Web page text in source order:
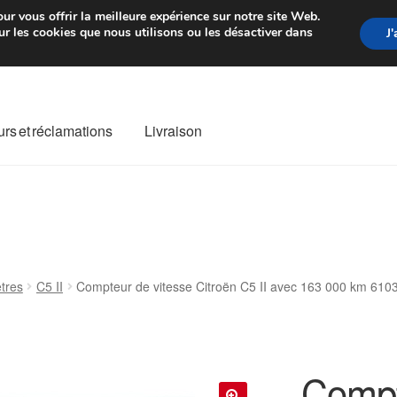
de 7 EUR Du lundi au
et réclamations Livraison
C5 II Compteur de vitesse Citroën C5 II avec 163 000 km
vous offrir la meilleure expérience sur notre site Web.
les cookies que nous utilisons ou les désactiver dans